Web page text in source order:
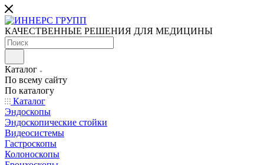
КАЧЕСТВЕННЫЕ РЕШЕНИЯ ДЛЯ МЕДИЦИНЫ
Каталог
По всему сайту
По каталогу
Каталог
Эндоскопы
Эндоскопические стойки
Видеосистемы
Гастроскопы
Колоноскопы